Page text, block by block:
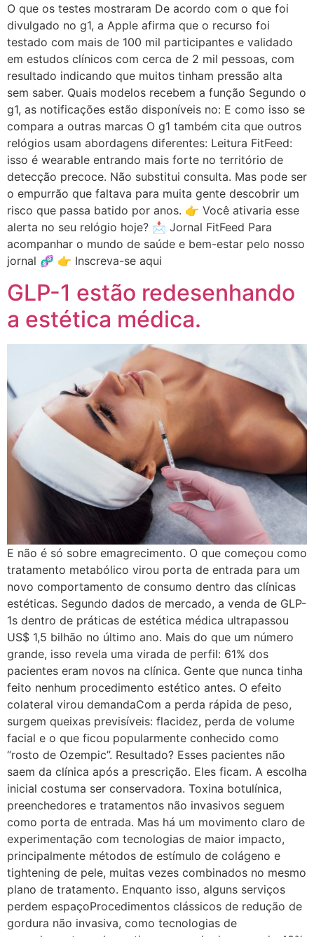
O que os testes mostraram De acordo com o que foi
divulgado no g1, a Apple afirma que o recurso foi
testado com mais de 100 mil participantes e validado
em estudos clínicos com cerca de 2 mil pessoas, com
resultado indicando que muitos tinham pressão alta
sem saber. Quais modelos recebem a função Segundo o
g1, as notificações estão disponíveis no: E como isso se
compara a outras marcas O g1 também cita que outros
relógios usam abordagens diferentes: Leitura FitFeed:
isso é wearable entrando mais forte no território de
detecção precoce. Não substitui consulta. Mas pode ser
o empurrão que faltava para muita gente descobrir um
risco que passa batido por anos. 👉 Você ativaria esse
alerta no seu relógio hoje? 📩 Jornal FitFeed Para
acompanhar o mundo de saúde e bem-estar pelo nosso
jornal 🧬 👉 Inscreva-se aqui
GLP-1 estão redesenhando
a estética médica.
E não é só sobre emagrecimento. O que começou como
tratamento metabólico virou porta de entrada para um
novo comportamento de consumo dentro das clínicas
estéticas. Segundo dados de mercado, a venda de GLP-
1s dentro de práticas de estética médica ultrapassou
US$ 1,5 bilhão no último ano. Mais do que um número
grande, isso revela uma virada de perfil: 61% dos
pacientes eram novos na clínica. Gente que nunca tinha
feito nenhum procedimento estético antes. O efeito
colateral virou demandaCom a perda rápida de peso,
surgem queixas previsíveis: flacidez, perda de volume
facial e o que ficou popularmente conhecido como
“rosto de Ozempic”. Resultado? Esses pacientes não
saem da clínica após a prescrição. Eles ficam. A escolha
inicial costuma ser conservadora. Toxina botulínica,
preenchedores e tratamentos não invasivos seguem
como porta de entrada. Mas há um movimento claro de
experimentação com tecnologias de maior impacto,
principalmente métodos de estímulo de colágeno e
tightening de pele, muitas vezes combinados no mesmo
plano de tratamento. Enquanto isso, alguns serviços
perdem espaçoProcedimentos clássicos de redução de
gordura não invasiva, como tecnologias de